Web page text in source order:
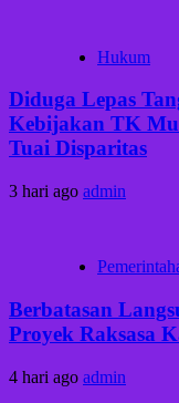
Hukum
Diduga Lepas
Kebijakan TK
Tuai Disparitas
3 hari ago admin
Berbatasan
Proyek Raksasa
4 hari ago admin